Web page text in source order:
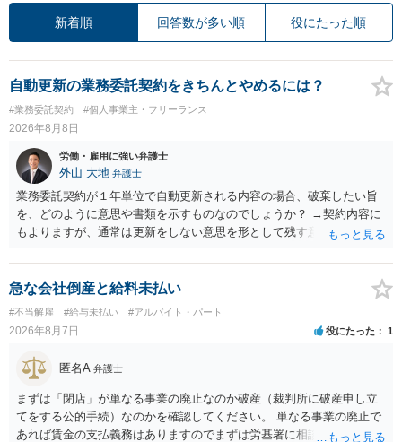
新着順 回答数が多い順 役にたった順
自動更新の業務委託契約をきちんとやめるには？
#業務委託契約 #個人事業主・フリーランス
2026年8月8日
労働・雇用に強い弁護士
外山 大地 弁護士
業務委託契約が１年単位で自動更新される内容の場合、破棄したい旨
を、どのように意思や書類を示すものなのでしょうか？ →契約内容に
もよりますが、通常は更新をしない意思を形として残す意味で、書面
の確保の他に何か企業側にメリットがあるのでしょうか？ →企業側の
メリットは分かりかねますが、ご質問者様が業務を受託する側のお立
場であれば、自動更新で契約が延長されると、企業側は報酬を支払う
義務を負うことになるので（ご質問者様も業務を提供する義務を負
う）、放置をすることは望ましい状態ではないと思料いたします。
急な会社倒産と給料未払い
#不当解雇 #給与未払い #アルバイト・パート
2026年8月7日 役にたった 1
匿名A 弁護士
まずは「閉店」が単なる事業の廃止なのか破産（裁判所に破産申し立
てをする公的手続）なのかを確認してください。 単なる事業の廃止で
あれば賃金の支払義務はありますのでまずは労基署に相談してくださ